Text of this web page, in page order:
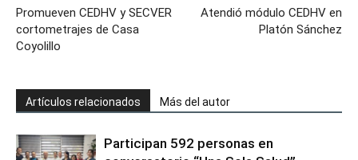
Promueven CEDHV y SECVER
cortometrajes de Casa
Coyolillo
Atendió módulo CEDHV en
Platón Sánchez
Artículos relacionados Más del autor
Participan 592 personas en